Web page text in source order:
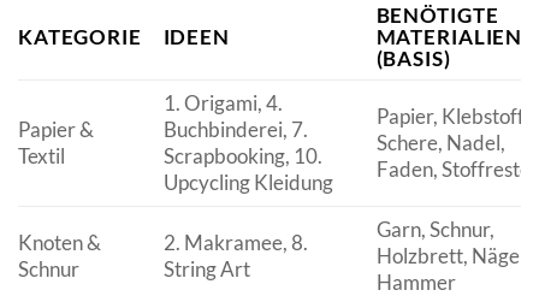
KATEGORIE IDEEN
BENÖTIGTE
MATERIALIEN
(BASIS)
Papier &
Textil
1. Origami, 4.
Buchbinderei, 7.
Scrapbooking, 10.
Upcycling Kleidung
Papier, Klebstoff,
Schere, Nadel,
Faden, Stoffreste
Knoten &
Schnur
2. Makramee, 8.
String Art
Garn, Schnur,
Holzbrett, Nägel,
Hammer